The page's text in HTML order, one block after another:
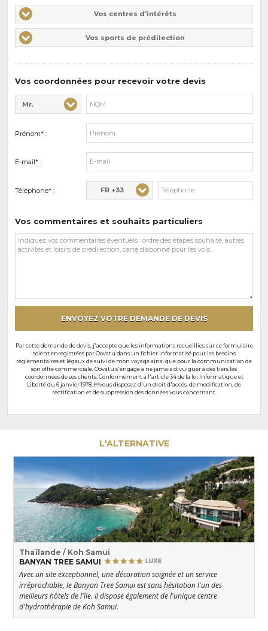
Vos
centres
d'intérêts
Vos centres d'intérêts
Vos
sports
de
Vos sports de prédilection
Vos coordonnées pour recevoir votre devis
Civilité* :
Mr.
Nom* :
Prénom* :
E-mail* :
Téléphone* : FR +33
Vos commentaires et souhaits particuliers
Vos
commentaires
ENVOYEZ VOTRE DEMANDE DE DEVIS
Par cette demande de devis, j'accepte que les informations recueillies sur ce formulaire
soient enregistrées par Oovatu dans un fichier informatisé pour les besoins
réglementaires et légaux de suivi de mon voyage ainsi que pour la communication de
son offre commerciale. Oovatu s'engage à ne jamais divulguer à des tiers les
coordonnées de ses clients. Conformément à l'article 34 de la loi Informatique et
Liberté du 6 janvier 1978, vous disposez d'un droit d'accès, de modification, de
rectification et de suppression des données vous concernant.
L'ALTERNATIVE
Thaïlande / Koh Samui
BANYAN TREE SAMUI
Avec un site exceptionnel, une décoration soignée et un service
irréprochable, le Banyan Tree Samui est sans hésitation l'un des
meilleurs hôtels de l'île. Il dispose également de l'unique centre
d'hydrothérapie de Koh Samui.